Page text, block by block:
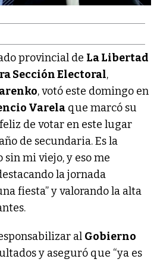
provincial de La Libertad
Sección Electoral,
, votó este domingo en
Varela que marcó su
de votar en este lugar
de secundaria. Es la
mi viejo, y eso me
la jornada
fiesta” y valorando la alta
al Gobierno
y aseguró que “ya es